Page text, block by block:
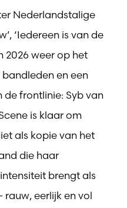
Nederlandstalige
‘Iedereen is van de
2026 weer op het
en een
de frontlinie: Syb van
is klaar om
als kopie van het
die haar
brengt als
eerlijk en vol